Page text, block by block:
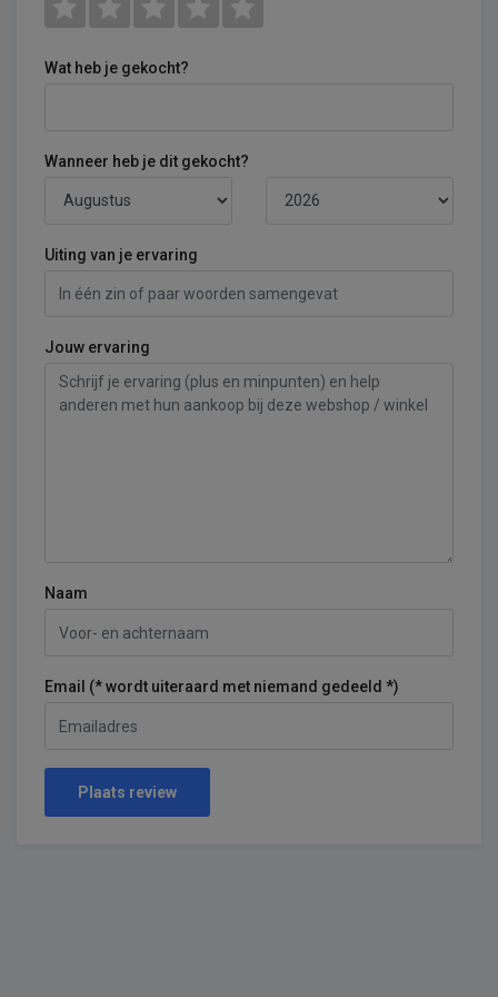
Wat heb je gekocht?
Wanneer heb je dit gekocht?
Uiting van je ervaring
Jouw ervaring
Naam
Email (* wordt uiteraard met niemand gedeeld *)
Plaats review